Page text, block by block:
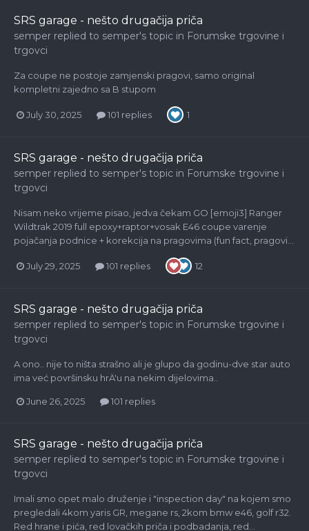
SRS garage - nešto drugačija priča
semper replied to semper's topic in Forumske trgovine i
trgovci
Za coupe ne postoje zamjenski pragovi, samo original
kompletni zajedno sa B stupom
July 30, 2025 101 replies 1
SRS garage - nešto drugačija priča
semper replied to semper's topic in Forumske trgovine i
trgovci
Nisam neko vrijeme pisao, jedva čekam GO [emoji3] Ranger
Wildtrak 2019 full epoxy+raptor+vosak E46 coupe varenje
pojačanja podnice + korekcija na pragovima (fun fact, pragovi...
July 29, 2025 101 replies 12
SRS garage - nešto drugačija priča
semper replied to semper's topic in Forumske trgovine i
trgovci
A ono.. nije to ništa strašno ali je glupo da godinu-dve star auto
ima već površinsku hrÄ'u na nekim dijelovima..
June 26, 2025 101 replies
SRS garage - nešto drugačija priča
semper replied to semper's topic in Forumske trgovine i
trgovci
Imali smo opet malo druženje i "inspection day" na kojem smo
pregledali 4kom yaris GR, megane rs, 2kom bmw e46, golf r32.
Red hrane i pića, red lovačkih priča i podbadanja, red...